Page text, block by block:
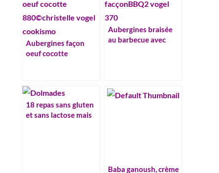
Aubergines façon
oeuf cocotte
Aubergines braisée
au barbecue avec
18 repas sans gluten
et sans lactose mais
Baba ganoush, crème